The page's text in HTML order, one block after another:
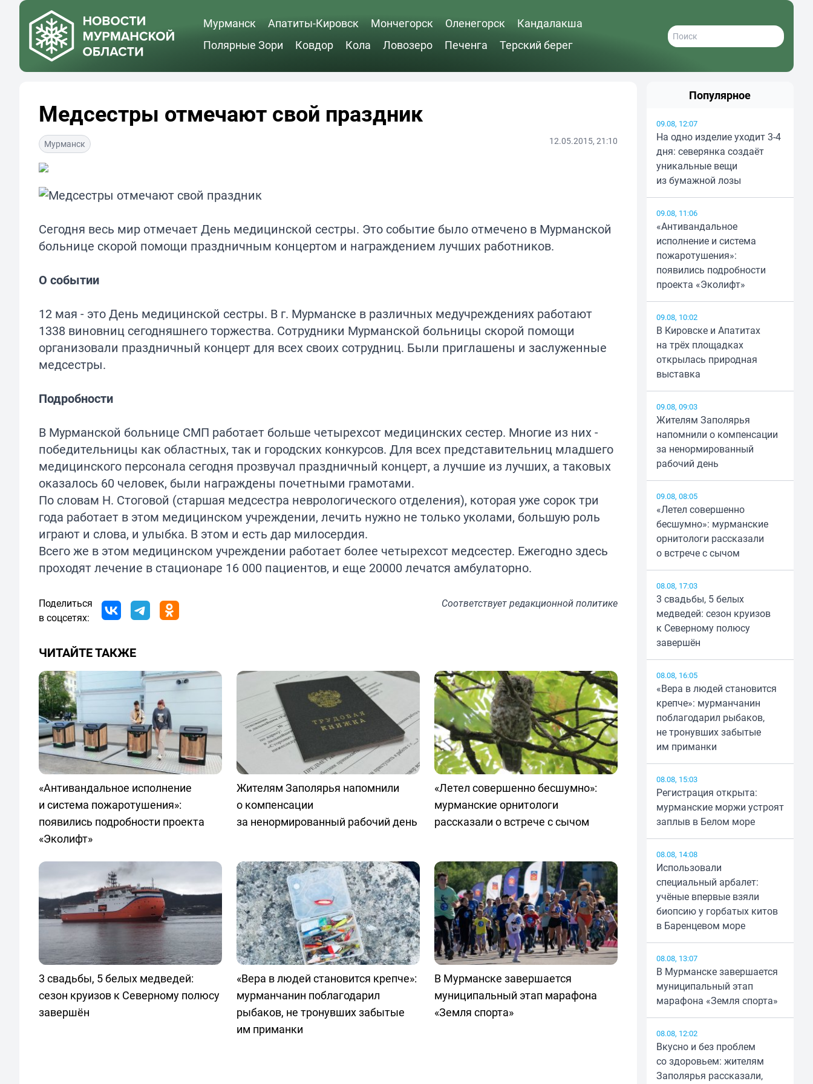
Мурманск Апатиты-Кировск Мончегорск Оленегорск
Кандалакша
Полярные Зори
Ковдор Кола Ловозеро Печенга Терский берег
Медсестры отмечают свой праздник
Мурманск 12.05.2015, 21:10
Сегодня весь мир отмечает День медицинской сестры. Это событие было отмечено в Мурманской
больнице скорой помощи праздничным концертом и награждением лучших работников.
О событии
12 мая - это День медицинской сестры. В г. Мурманске в различных медучреждениях работают
1338 виновниц сегодняшнего торжества. Сотрудники Мурманской больницы скорой помощи
организовали праздничный концерт для всех своих сотрудниц. Были приглашены и заслуженные
медсестры.
Подробности
В Мурманской больнице СМП работает больше четырехсот медицинских сестер. Многие из них -
победительницы как областных, так и городских конкурсов. Для всех представительниц младшего
медицинского персонала сегодня прозвучал праздничный концерт, а лучшие из лучших, а таковых
оказалось 60 человек, были награждены почетными грамотами.
По словам Н. Стоговой (старшая медсестра неврологического отделения), которая уже сорок три
года работает в этом медицинском учреждении, лечить нужно не только уколами, большую роль
играют и слова, и улыбка. В этом и есть дар милосердия.
Всего же в этом медицинском учреждении работает более четырехсот медсестер. Ежегодно здесь
проходят лечение в стационаре 16 000 пациентов, и еще 20000 лечатся амбулаторно.
Поделиться
в соцсетях:
Соответствуетредакционной политике
ЧИТАЙТЕ ТАКЖЕ
«Антивандальное исполнение
и система пожаротушения»:
появились подробности проекта
«Эколифт»
Жителям Заполярья напомнили
о компенсации
за ненормированный рабочий день
«Летел совершенно бесшумно»:
мурманские орнитологи
рассказали о встрече с сычом
3 свадьбы, 5 белых медведей:
сезон круизов к Северному полюсу
завершён
«Вера в людей становится крепче»:
мурманчанин поблагодарил
рыбаков, не тронувших забытые
им приманки
В Мурманске завершается
муниципальный этап марафона
«Земля спорта»
Популярное
09.08, 12:07
На одно изделие уходит 3-4
дня: северянка создаёт
уникальные вещи
из бумажной лозы
09.08, 11:06
«Антивандальное
исполнение и система
пожаротушения»:
появились подробности
проекта «Эколифт»
09.08, 10:02
В Кировске и Апатитах
на трёх площадках
открылась природная
выставка
09.08, 09:03
Жителям Заполярья
напомнили о компенсации
за ненормированный
рабочий день
09.08, 08:05
«Летел совершенно
бесшумно»: мурманские
орнитологи рассказали
о встрече с сычом
08.08, 17:03
3 свадьбы, 5 белых
медведей: сезон круизов
к Северному полюсу
завершён
08.08, 16:05
«Вера в людей становится
крепче»: мурманчанин
поблагодарил рыбаков,
не тронувших забытые
им приманки
08.08, 15:03
Регистрация открыта:
мурманские моржи устроят
заплыв в Белом море
08.08, 14:08
Использовали
специальный арбалет:
учёные впервые взяли
биопсию у горбатых китов
в Баренцевом море
08.08, 13:07
В Мурманске завершается
муниципальный этап
марафона «Земля спорта»
08.08, 12:02
Вкусно и без проблем
со здоровьем: жителям
Заполярья рассказали,